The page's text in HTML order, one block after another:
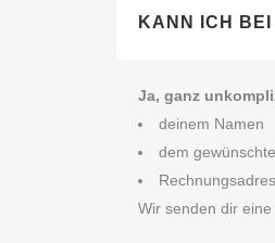
KANN ICH
Ja, ganz
deinem Namen
dem
Wir senden dir